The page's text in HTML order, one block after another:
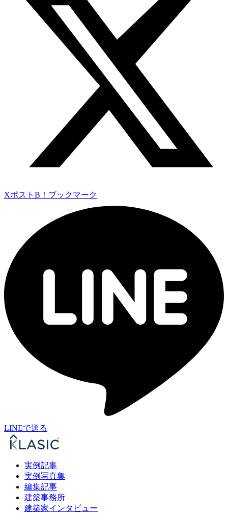
Xポスト B！ブックマーク
LINEで送る
実例記事
実例写真集
編集記事
建築事務所
建築家インタビュー